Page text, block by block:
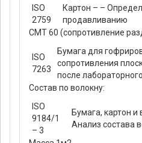
ISO
2759
Картон – –
продавливанию
СМТ 60 (сопротивление
ISO
7263
Бумага для
сопротивления
после
Состав по волокну:
ISO
9184/1
– 3
Бумага, картон
Анализ состава